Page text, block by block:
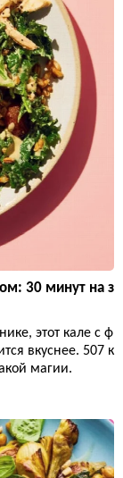
30 минут на з
этот кале с ф
вкуснее. 507 к
магии.